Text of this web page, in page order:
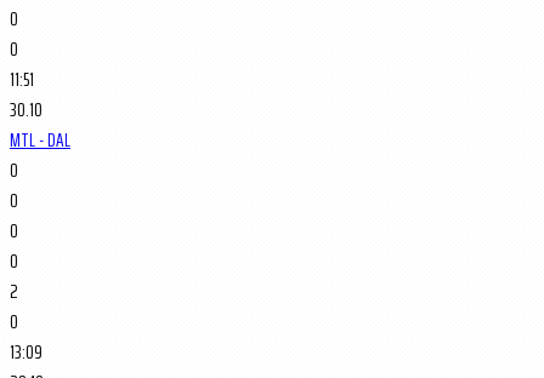
0
0
11:51
30.10
MTL - DAL
0
0
0
0
2
0
13:09